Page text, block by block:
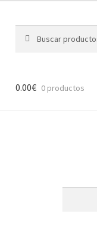
por:
0.00€ 0 productos